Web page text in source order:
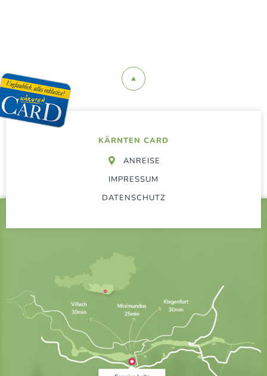
KÄRNTEN CARD
ANREISE
IMPRESSUM
DATENSCHUTZ